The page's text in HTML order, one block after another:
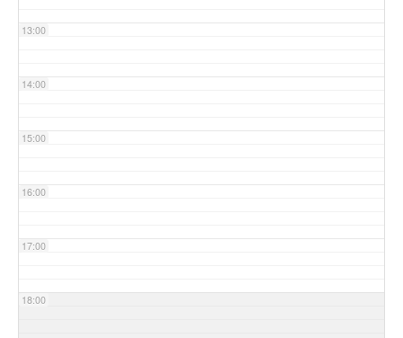
13:00
14:00
15:00
16:00
17:00
18:00